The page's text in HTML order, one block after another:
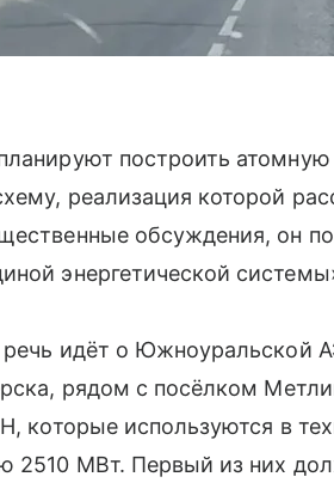
построить
реализация которой
обсуждения, он
энергетической
идёт о Южноуральской
рядом с посёлком
которые используются в
МВт. Первый из них